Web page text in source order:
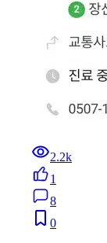
2.2k
1
8
0